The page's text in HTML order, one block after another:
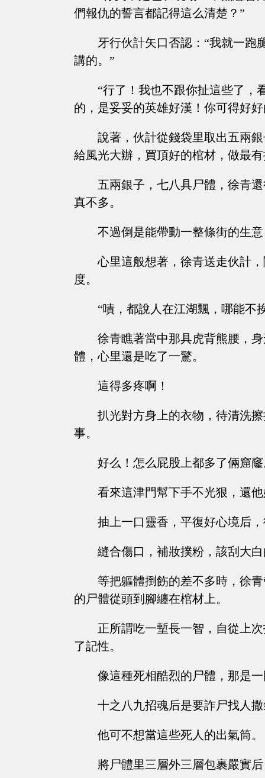
們報仇的誓言都記得這么清楚？”
牙行伙計矢口否認：“我就一跑
講的。”
“行了！我也不跟你扯這些了，
的，是妥妥的英雄好漢！你可得好
說著，伙計從錢袋里取出五兩
給風光大辦，買頂好的棺材，做最
五兩銀子，七八具尸體，徐青
真不多。
不過倒是能帶動一整條街的生
心里這般想著，徐青送走伙計
度。
“嘖，都說人在江湖飄，哪能不
徐青瞧著當中那具虎背熊腰，
體，心里還是吃了一驚。
這得多疼啊！
扒光對方身上的衣物，待清洗
事。
好么！怎么屁股上都多了倆窟
看來這津門幫下手不光狠，還
抽上一口靈香，平復好心境后
縫合傷口，補妝撲粉，該刮大
等把軀體捯飭的差不多時，徐
的尸體從頭到腳纏在棺材上。
正所謂吃一塹長一智，自從上
了記性。
像這種死相酷烈的尸體，那是
十之八九招魂后是要詐尸找人
他可不想當這些死人的出氣筒。
將尸體里三層外三層包裹嚴實